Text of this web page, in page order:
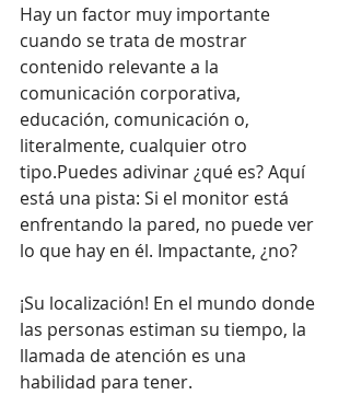
Hay un factor muy importante
cuando se trata de mostrar
contenido relevante a la
comunicación corporativa,
educación, comunicación o,
literalmente, cualquier otro
tipo.Puedes adivinar ¿qué es? Aquí
está una pista: Si el monitor está
enfrentando la pared, no puede ver
lo que hay en él. Impactante, ¿no?
¡Su localización! En el mundo donde
las personas estiman su tiempo, la
llamada de atención es una
habilidad para tener.